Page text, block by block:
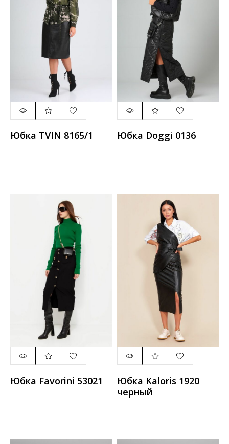
Юбка TVIN 8165/1 Юбка Doggi 0136
Юбка Favorini 53021
Юбка Kaloris 1920
черный